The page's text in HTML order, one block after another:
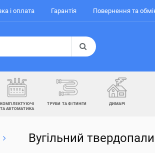
і оплата Гарантія Повернення та
КОМПЛЕКТУЮЧІ
ТА АВТОМАТИКА
ТРУБИ ТА ФІТИНГИ ДИМАРІ
Вугільний